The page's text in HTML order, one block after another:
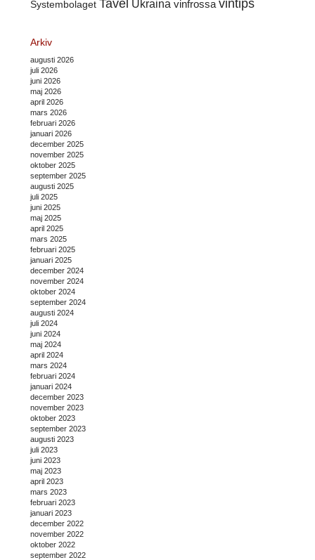
Systembolaget Tavel Ukraina vinfrossa vintips
Arkiv
augusti 2026
juli 2026
juni 2026
maj 2026
april 2026
mars 2026
februari 2026
januari 2026
december 2025
november 2025
oktober 2025
september 2025
augusti 2025
juli 2025
juni 2025
maj 2025
april 2025
mars 2025
februari 2025
januari 2025
december 2024
november 2024
oktober 2024
september 2024
augusti 2024
juli 2024
juni 2024
maj 2024
april 2024
mars 2024
februari 2024
januari 2024
december 2023
november 2023
oktober 2023
september 2023
augusti 2023
juli 2023
juni 2023
maj 2023
april 2023
mars 2023
februari 2023
januari 2023
december 2022
november 2022
oktober 2022
september 2022